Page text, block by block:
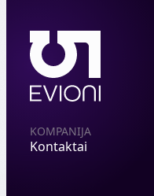
KOMPANIJA
Kontaktai